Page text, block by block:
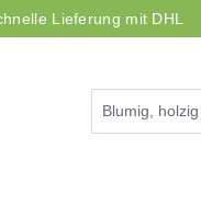
Lieferung mit DHL